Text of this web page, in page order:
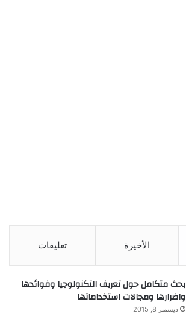
الأخيرة تعليقات
بحث متكامل حول تعريف التكنولوجيا وفوائدها
واضرارها ومجالات استخداماتها
ديسمبر 8, 2015